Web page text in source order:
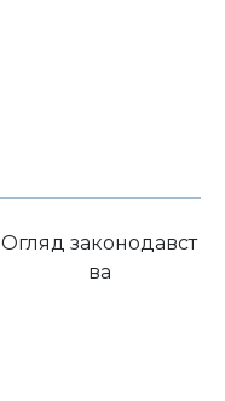
Огляд законодавст
ва